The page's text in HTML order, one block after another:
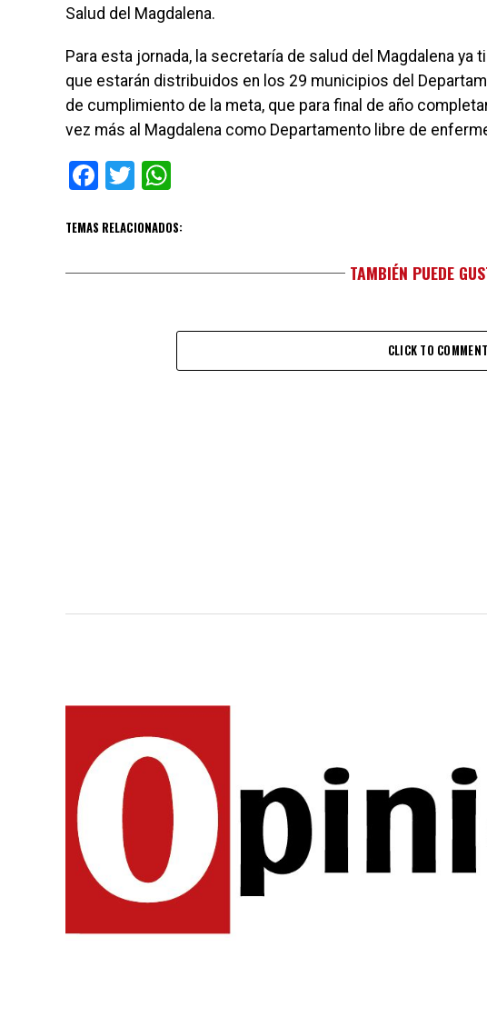
Salud del Magdalena.
Para esta jornada, la secretaría de salud del Magdalena
que estarán distribuidos en los 29 municipios del
de cumplimiento de la meta, que para final de año
vez más al Magdalena como Departamento libre de
Facebook
Twitter
TEMAS RELACIONADOS:
TAMBIÉN PUEDE
CLICK TO COMMENT